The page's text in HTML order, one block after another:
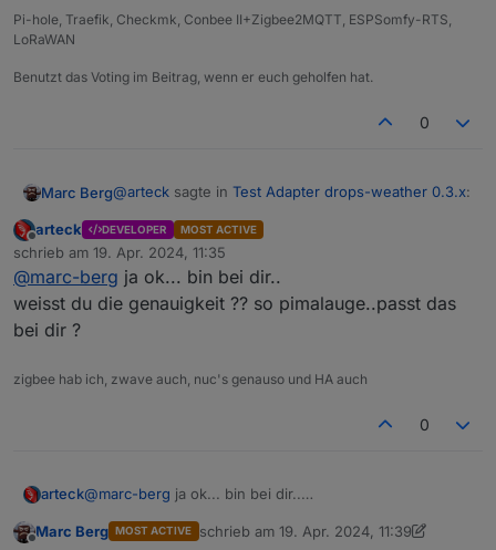
Pi-hole, Traefik, Checkmk, Conbee II+Zigbee2MQTT, ESPSomfy-RTS,
LoRaWAN
Benutzt das Voting im Beitrag, wenn er euch geholfen hat.
0
Marc Berg@arteck sagte in Test Adapter drops-weather 0.3.x:
im data_1h.chartRain.. die Daten fangen bei mir
um 14 uhr an.. 0:00 währe wünschenswert
Der Adapter schaut immer in Zukunft, fängt also mit
aktuellen Daten an.
vorgabe wie oft die Daten abgeholt werden
sollte währe auch schön
Aus meiner Sicht besteht die wesentliche Funktion
Vorhersagedaten für den Regen. Da ergibt eine
Offline
arteck DEVELOPER MOST ACTIVE
schrieb am 19. Apr. 2024, 11:35
zuletzt editiert von
@marc-berg ja ok... bin bei dir..
weisst du die genauigkeit ?? so pimalauge..passt das
bei dir ?
zigbee hab ich, zwave auch, nuc's genauso und HA auch
0
arteck@marc-berg ja ok... bin bei dir..
bei dir ?
Marc Berg MOST ACTIVE schrieb am 19. Apr. 2024, 11:39
zuletzt editiert von Marc Berg